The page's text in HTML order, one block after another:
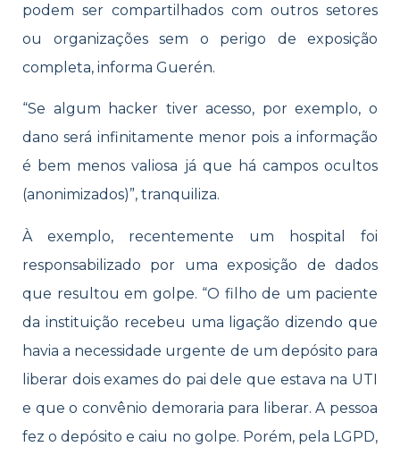
podem ser compartilhados com outros setores
ou organizações sem o perigo de exposição
completa, informa Guerén.
“Se algum hacker tiver acesso, por exemplo, o
dano será infinitamente menor pois a informação
é bem menos valiosa já que há campos ocultos
(anonimizados)”, tranquiliza.
À exemplo, recentemente um hospital foi
responsabilizado por uma exposição de dados
que resultou em golpe. “O filho de um paciente
da instituição recebeu uma ligação dizendo que
havia a necessidade urgente de um depósito para
liberar dois exames do pai dele que estava na UTI
e que o convênio demoraria para liberar. A pessoa
fez o depósito e caiu no golpe. Porém, pela LGPD,